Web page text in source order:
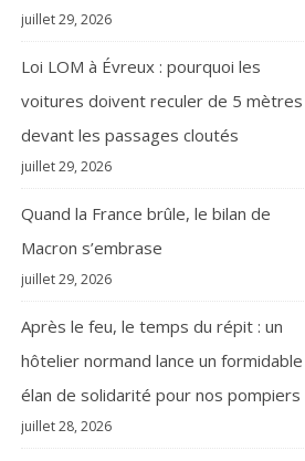
juillet 29, 2026
Loi LOM à Évreux : pourquoi les
voitures doivent reculer de 5 mètres
devant les passages cloutés
juillet 29, 2026
Quand la France brûle, le bilan de
Macron s’embrase
juillet 29, 2026
Après le feu, le temps du répit : un
hôtelier normand lance un formidable
élan de solidarité pour nos pompiers
juillet 28, 2026